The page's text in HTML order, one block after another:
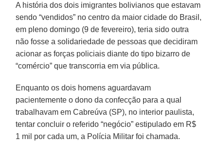
A história dos dois imigrantes bolivianos que estavam
sendo “vendidos” no centro da maior cidade do Brasil,
em pleno domingo (9 de fevereiro), teria sido outra
não fosse a solidariedade de pessoas que decidiram
acionar as forças policiais diante do tipo bizarro de
“comércio” que transcorria em via pública.
Enquanto os dois homens aguardavam
pacientemente o dono da confecção para a qual
trabalhavam em Cabreúva (SP), no interior paulista,
tentar concluir o referido “negócio” estipulado em R$
1 mil por cada um, a Polícia Militar foi chamada.